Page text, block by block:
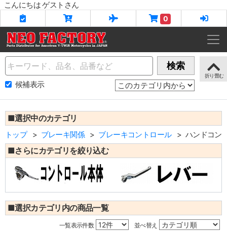
こんにちは ゲストさん
0
Name 検索
候補表示
■選択中のカテゴリ
トップ ブレーキ関係 ブレーキコントロール ハンドコン
■さらにカテゴリを絞り込む
■選択カテゴリ内の商品一覧
一覧表示件数 並べ替え